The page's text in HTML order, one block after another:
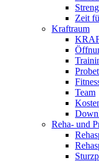
Zeit
Kraftraum
Team
Reha- und